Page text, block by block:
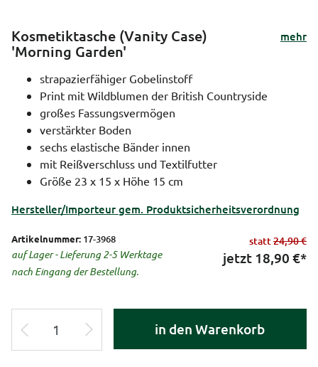
Kosmetiktasche (Vanity Case)
'Morning Garden'
mehr
strapazierfähiger Gobelinstoff
Print mit Wildblumen der British Countryside
großes Fassungsvermögen
verstärkter Boden
sechs elastische Bänder innen
mit Reißverschluss und Textilfutter
Größe 23 x 15 x Höhe 15 cm
Hersteller/Importeur gem. Produktsicherheitsverordnung
Artikelnummer: 17-3968
auf Lager - Lieferung 2-5 Werktage
nach Eingang der Bestellung.
statt24,90 €
jetzt 18,90 €*
in den Warenkorb